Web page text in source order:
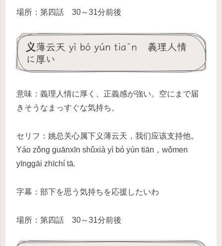
場所：第四話 30～31分前後
义薄云天 yì bó yún tiān 義理人情
に厚い
意味：義理人情に厚く、正義感が強い。空にまで届
きそうなまっすぐな気持ち。
セリフ：姚总关心属下义薄云天，我们应该支持他。
Yáo zǒng guānxīn shǔxià yì bó yún tiān，wǒmen
yīnggāi zhīchí tā.
字幕：部下を思う気持ちを応援したいわ
場所：第四話 30～31分前後